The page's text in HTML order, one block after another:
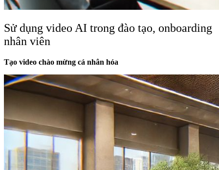
Sử dụng video AI trong đào tạo, onboarding
nhân viên
Tạo video chào mừng cá nhân hóa